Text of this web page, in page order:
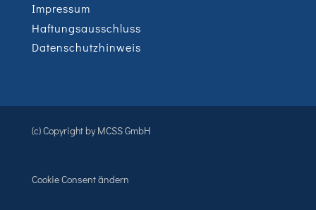
Impressum
Haftungsausschluss
Datenschutzhinweis
(c) Copyright by MCSS GmbH
Cookie Consent ändern